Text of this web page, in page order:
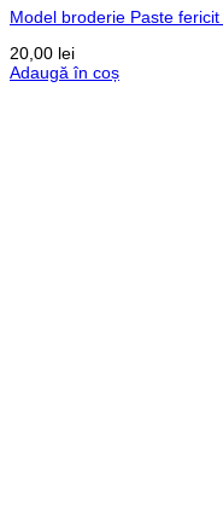
Model broderie Paste
20,00 lei
Adaugă în coș